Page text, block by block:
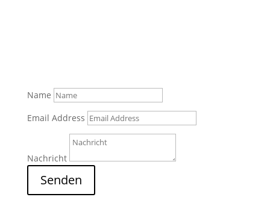
Name
Email Address
Nachricht
Senden